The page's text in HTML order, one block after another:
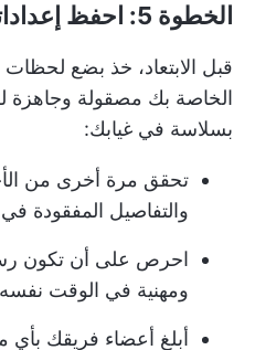
الخطوة 5: احفظ إعداداتك
الخاصة بك مصقولة
بسلاسة في غيابك:
تحقق مرة أخرى من
والتفاصيل المفقودة في
احرص على أن تكون
ومهنية في الوقت نفسه
أبلغ أعضاء فريقك بأي